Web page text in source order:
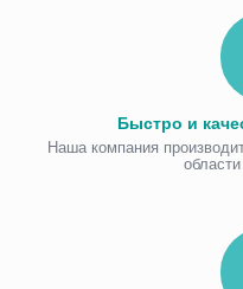
Быстро и
Наша компания